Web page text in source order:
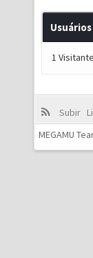
1
Subir
MEGAMU